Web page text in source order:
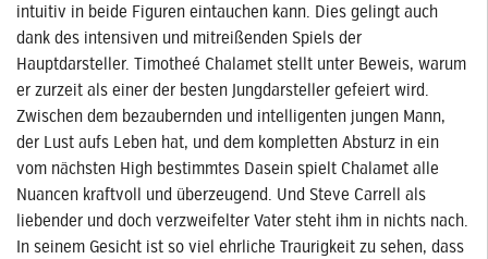
intuitiv in beide Figuren eintauchen kann. Dies gelingt auch
dank des intensiven und mitreißenden Spiels der
Hauptdarsteller. Timotheé Chalamet stellt unter Beweis, warum
er zurzeit als einer der besten Jungdarsteller gefeiert wird.
Zwischen dem bezaubernden und intelligenten jungen Mann,
der Lust aufs Leben hat, und dem kompletten Absturz in ein
vom nächsten High bestimmtes Dasein spielt Chalamet alle
Nuancen kraftvoll und überzeugend. Und Steve Carrell als
liebender und doch verzweifelter Vater steht ihm in nichts nach.
In seinem Gesicht ist so viel ehrliche Traurigkeit zu sehen, dass